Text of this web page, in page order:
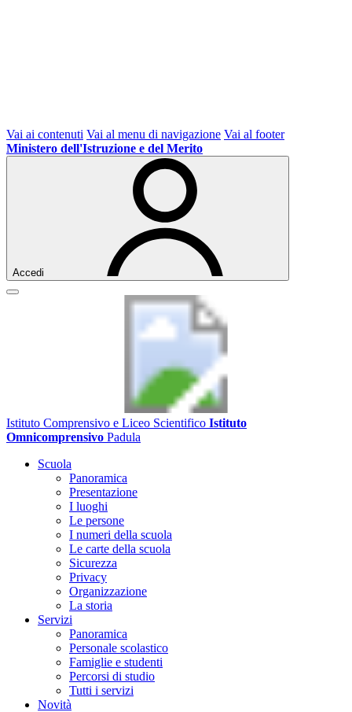
Vai ai contenuti Vai al menu di navigazione Vai al footer
Ministero dell'Istruzione e del Merito
Accedi
Istituto Comprensivo e Liceo Scientifico Istituto
Omnicomprensivo Padula
Scuola
Panoramica
Presentazione
I luoghi
Le persone
I numeri della scuola
Le carte della scuola
Sicurezza
Privacy
Organizzazione
La storia
Servizi
Panoramica
Personale scolastico
Famiglie e studenti
Percorsi di studio
Tutti i servizi
Novità